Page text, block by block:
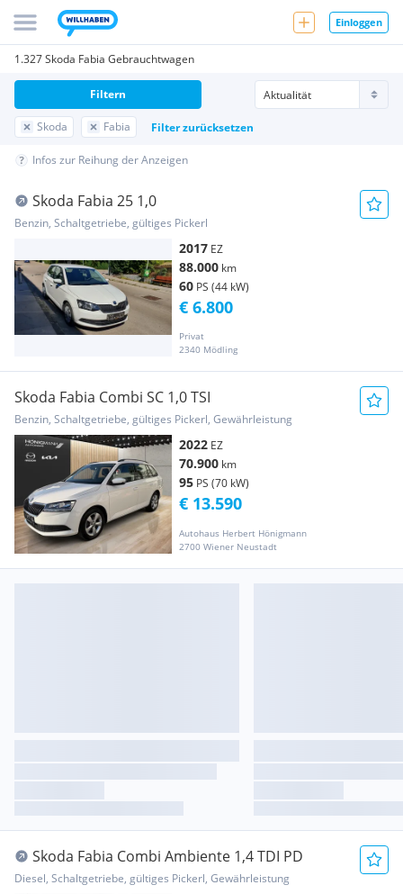
Einloggen
1.327 Skoda Fabia Gebrauchtwagen
Skoda Fabia Filter zurücksetzen
Filtern
Infos zur Reihung der Anzeigen
Skoda Fabia 25 1,0
Benzin, Schaltgetriebe, gültiges Pickerl
2017 EZ
88.000 km
60 PS (44 kW)
Privat
2340 Mödling
€ 6.800
Skoda Fabia Combi SC 1,0 TSI
Benzin, Schaltgetriebe, gültiges Pickerl, Gewährleistung
2022 EZ
70.900 km
95 PS (70 kW)
Autohaus Herbert Hönigmann
2700 Wiener Neustadt
€ 13.590
Skoda Fabia Combi Ambiente 1,4 TDI PD
Diesel, Schaltgetriebe, gültiges Pickerl, Gewährleistung